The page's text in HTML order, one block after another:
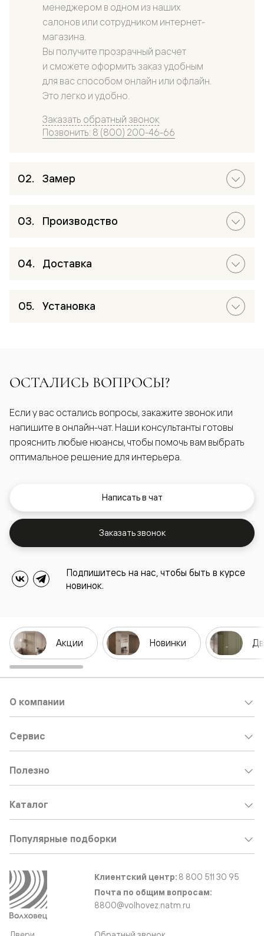
менеджером в одном из наших
салонов или сотрудником интернет-
магазина.
Вы получите прозрачный расчет
и сможете оформить заказ удобным
для вас способом онлайн или офлайн.
Это легко и удобно.
Заказать обратный звонок
Позвонить: 8 (800) 200-46-66
Замер
Производство
Доставка
Установка
ОСТАЛИСЬ ВОПРОСЫ?
Если у вас остались вопросы, закажите звонок или
напишите в онлайн-чат. Наши консультанты готовы
прояснить любые нюансы, чтобы помочь вам выбрать
оптимальное решение для интерьера.
Написать в чат
Заказать звонок
Подпишитесь на нас, чтобы быть в курсе
новинок.
Акции Новинки
О компании
Сервис
Полезно
Каталог
Популярные подборки
Клиентский центр: 8 800 511 30 95
Почта по общим вопросам:
8800@volhovez.natm.ru